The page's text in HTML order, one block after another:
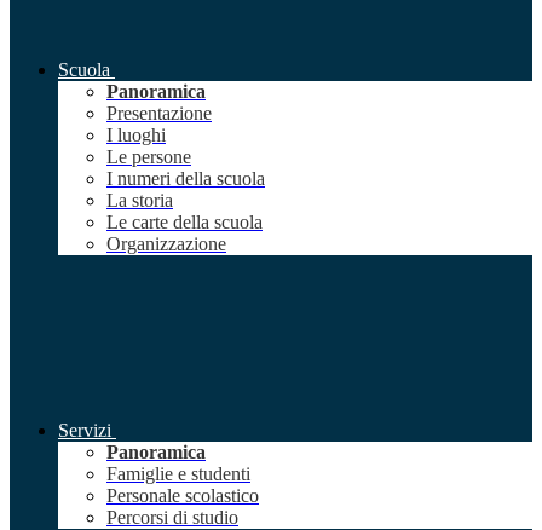
Scuola
Panoramica
Presentazione
I luoghi
Le persone
I numeri della scuola
La storia
Le carte della scuola
Organizzazione
Servizi
Panoramica
Famiglie e studenti
Personale scolastico
Percorsi di studio